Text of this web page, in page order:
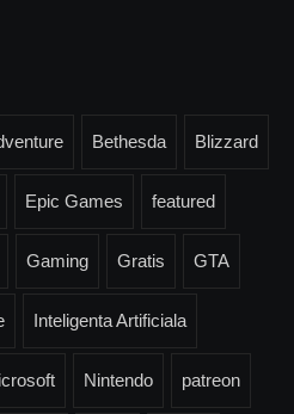
Bethesda Blizzard
Epic Games featured
Gaming Gratis GTA
Inteligenta Artificiala
Nintendo patreon